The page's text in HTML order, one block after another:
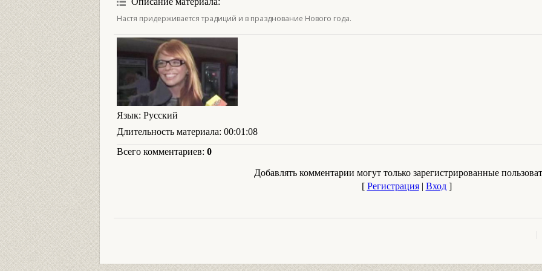
Настя придерживается традиций и в празднование Нового года.
Язык: Русский
Длительность материала: 00:01:08
Всего комментариев: 0
Добавлять комментарии могут только зарегистрированные
[ Регистрация| Вход]